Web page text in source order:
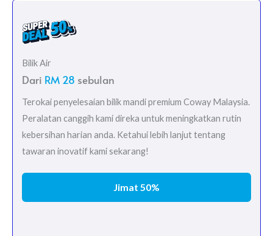
Bilik Air
Dari RM 28 sebulan
Terokai penyelesaian bilik mandi premium Coway Malaysia.
Peralatan canggih kami direka untuk meningkatkan rutin
kebersihan harian anda. Ketahui lebih lanjut tentang
tawaran inovatif kami sekarang!
Jimat 50%